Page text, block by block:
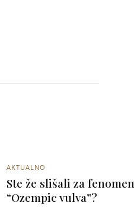
AKTUALNO
Ste že slišali za fenomen
“Ozempic vulva”?